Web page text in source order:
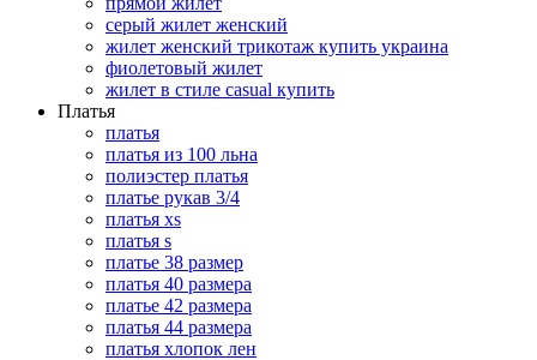
серый жилет женский
жилет женский трикотаж купить украина
фиолетовый жилет
жилет в стиле casual купить
Платья
платья
платья из 100 льна
полиэстер платья
платье рукав 3/4
платья xs
платья s
платье 38 размер
платья 40 размера
платье 42 размера
платья 44 размера
платья хлопок лен